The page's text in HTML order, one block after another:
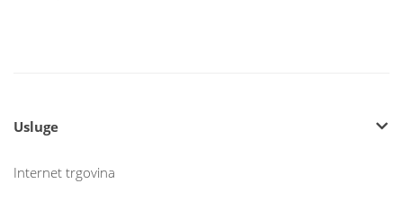
Usluge
Internet trgovina